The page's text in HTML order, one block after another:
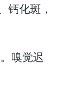
钙化斑，
嗅觉迟